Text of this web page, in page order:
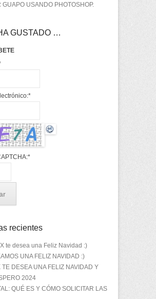
GUAPO USANDO PHOTOSHOP.
GUSTADO …
*
*
recientes
te desea una Feliz Navidad :)
UNA FELIZ NAVIDAD :)
TE DESEA UNA FELIZ NAVIDAD Y
2024
QUÉ ES Y CÓMO SOLICITAR LAS